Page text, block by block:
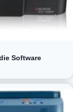
Software